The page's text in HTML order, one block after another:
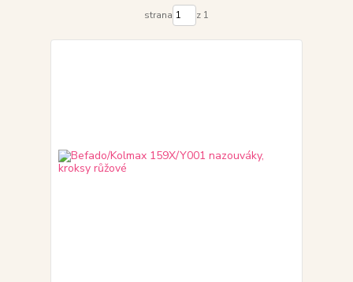
strana z 1